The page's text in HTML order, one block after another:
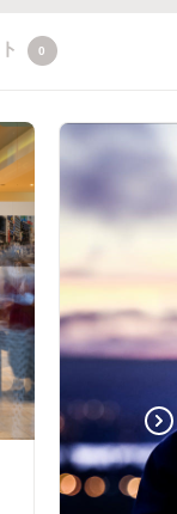
0